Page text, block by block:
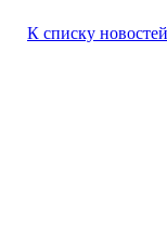
К списку новостей